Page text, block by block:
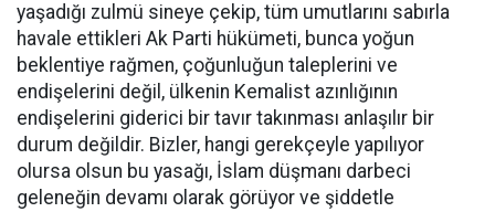
yaşadığı zulmü sineye çekip, tüm umutlarını sabırla
havale ettikleri Ak Parti hükümeti, bunca yoğun
beklentiye rağmen, çoğunluğun taleplerini ve
endişelerini değil, ülkenin Kemalist azınlığının
endişelerini giderici bir tavır takınması anlaşılır bir
durum değildir. Bizler, hangi gerekçeyle yapılıyor
olursa olsun bu yasağı, İslam düşmanı darbeci
geleneğin devamı olarak görüyor ve şiddetle